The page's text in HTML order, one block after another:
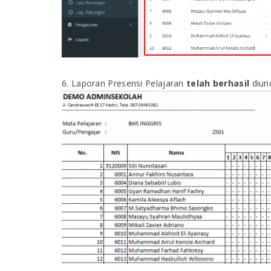
6. Laporan Presensi Pelajaran telah berhasil